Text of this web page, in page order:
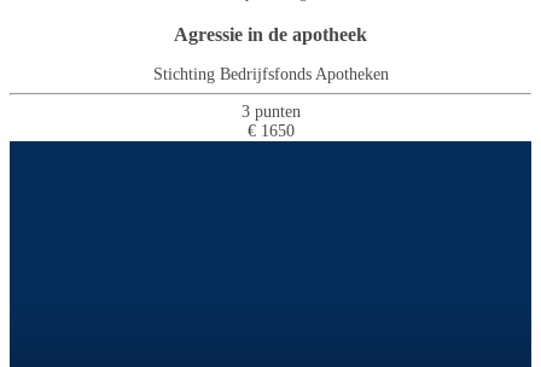
Agressie in de apotheek
Stichting Bedrijfsfonds Apotheken
3 punten
€ 1650